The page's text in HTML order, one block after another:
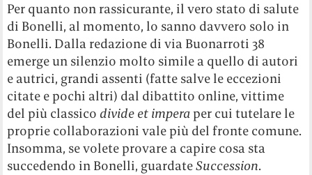
Per quanto non rassicurante, il vero stato di salute
di Bonelli, al momento, lo sanno davvero solo in
Bonelli. Dalla redazione di via Buonarroti 38
emerge un silenzio molto simile a quello di autori
e autrici, grandi assenti (fatte salve le eccezioni
citate e pochi altri) dal dibattito online, vittime
del più classico divide et impera per cui tutelare le
proprie collaborazioni vale più del fronte comune.
Insomma, se volete provare a capire cosa sta
succedendo in Bonelli, guardateSuccession.